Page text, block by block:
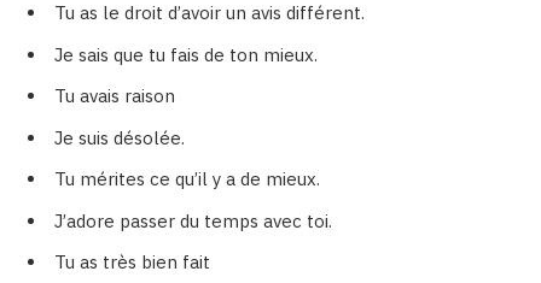
Tu as le droit d’avoir un avis différent.
Je sais que tu fais de ton mieux.
Tu avais raison
Je suis désolée.
Tu mérites ce qu’il y a de mieux.
J’adore passer du temps avec toi.
Tu as très bien fait